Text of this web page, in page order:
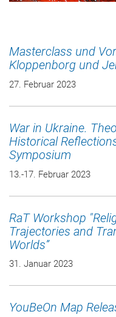
Masterclass und
Kloppenborg und
27. Februar 2023
War in Ukraine.
Historical
Symposium
13.-17. Februar 2023
RaT Workshop
Trajectories and
Worlds”
31. Januar 2023
YouBeOn Map